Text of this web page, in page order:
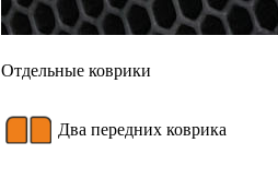
Отдельные коврики
Два передних коврика